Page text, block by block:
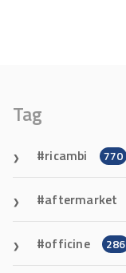
Tag
ricambi 770
aftermarket
officine 286